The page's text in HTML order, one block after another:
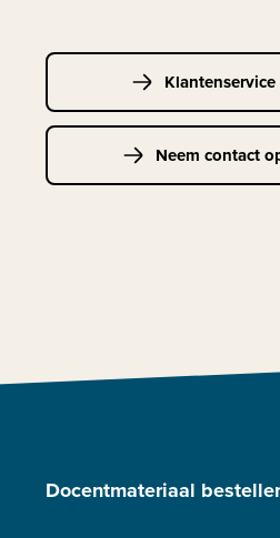
Klantenservice
Neem contact
Docentmateriaal